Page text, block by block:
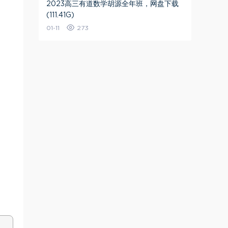
2023高三有道数学胡源全年班，网盘下载
(111.41G)
01-11 273